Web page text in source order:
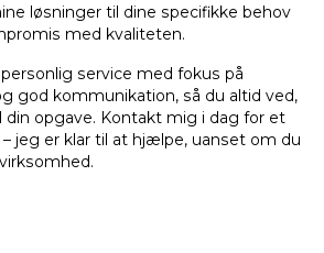
løsninger til dine specifikke behov
med kvaliteten.
service med fokus på
god kommunikation, så du altid ved,
din opgave. Kontakt mig i dag for et
jeg er klar til at hjælpe, uanset om du